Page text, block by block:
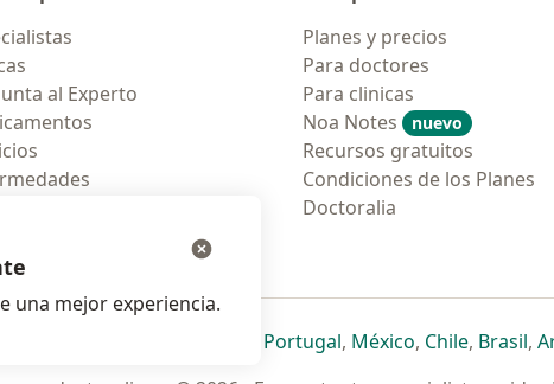
al Experto
Planes y precios
Para doctores
Para clinicas
Noa Notes
nuevo
Recursos gratuitos
Condiciones de los Planes
Doctoralia
se abre en una nueva pestaña
se abre en una nueva pestaña
se abre en una nueva pestaña
se abre en una nueva pestaña
Portugalse abre en una nueva
, Méxicose abre en una
, Chilese abre
, Brasilse
,
una mejor experiencia.